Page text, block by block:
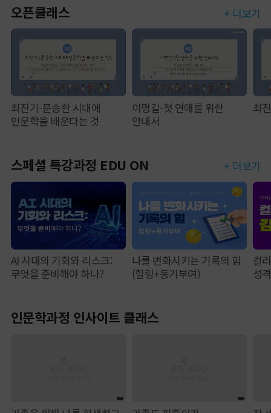
오픈클래스 + 더보기
최진기-문송한 시대에
인문학을 배운다는 것
이명길-첫 연애를 위한
안내서
최
스페셜 특강과정 EDU ON + 더보기
AI 시대의 기회와 리스크:
무엇을 준비해야 하나?
나를 변화시키는 기록의 힘
(힐링+동기부여)
컬
성격
인문학과정 인사이트 클래스